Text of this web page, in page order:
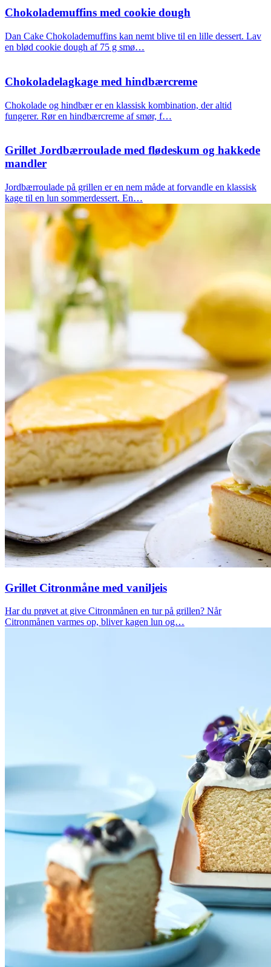
Chokolademuffins med cookie dough
Dan Cake Chokolademuffins kan nemt blive til en lille dessert. Lav
en blød cookie dough af 75 g smø…
Chokoladelagkage med hindbærcreme
Chokolade og hindbær er en klassisk kombination, der altid
fungerer. Rør en hindbærcreme af smør, f…
Grillet Jordbærroulade med flødeskum og hakkede
mandler
Jordbærroulade på grillen er en nem måde at forvandle en klassisk
kage til en lun sommerdessert. En…
Grillet Citronmåne med vaniljeis
Har du prøvet at give Citronmånen en tur på grillen? Når
Citronmånen varmes op, bliver kagen lun og…